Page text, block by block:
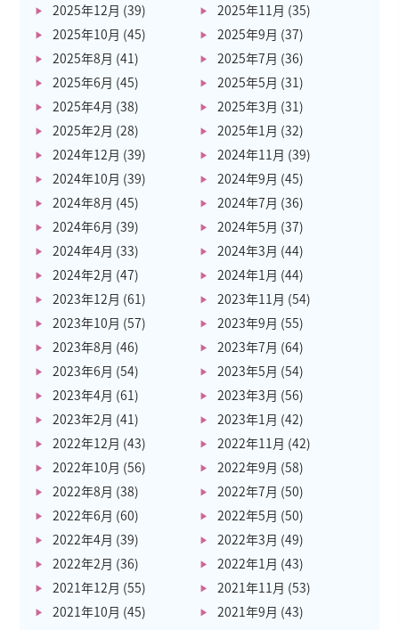
2025年12月 (39) 2025年11月 (35)
2025年10月 (45) 2025年9月 (37)
2025年8月 (41) 2025年7月 (36)
2025年6月 (45) 2025年5月 (31)
2025年4月 (38) 2025年3月 (31)
2025年2月 (28) 2025年1月 (32)
2024年12月 (39) 2024年11月 (39)
2024年10月 (39) 2024年9月 (45)
2024年8月 (45) 2024年7月 (36)
2024年6月 (39) 2024年5月 (37)
2024年4月 (33) 2024年3月 (44)
2024年2月 (47) 2024年1月 (44)
2023年12月 (61) 2023年11月 (54)
2023年10月 (57) 2023年9月 (55)
2023年8月 (46) 2023年7月 (64)
2023年6月 (54) 2023年5月 (54)
2023年4月 (61) 2023年3月 (56)
2023年2月 (41) 2023年1月 (42)
2022年12月 (43) 2022年11月 (42)
2022年10月 (56) 2022年9月 (58)
2022年8月 (38) 2022年7月 (50)
2022年6月 (60) 2022年5月 (50)
2022年4月 (39) 2022年3月 (49)
2022年2月 (36) 2022年1月 (43)
2021年12月 (55) 2021年11月 (53)
2021年10月 (45) 2021年9月 (43)